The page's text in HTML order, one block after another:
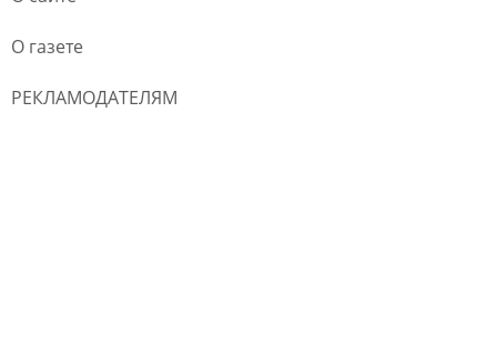
О газете
РЕКЛАМОДАТЕЛЯМ